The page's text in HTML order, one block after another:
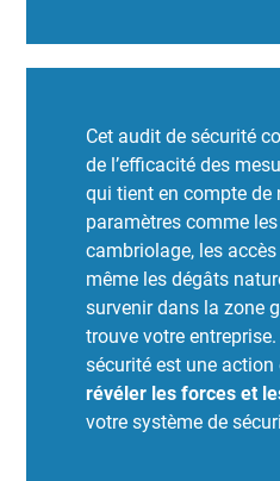
Cet audit de sécurité
de l’efficacité des
qui tient en compte de
paramètres comme
cambriolage, les
même les dégâts
survenir dans la zone
trouve votre
sécurité est une
révéler les forces et
votre système de